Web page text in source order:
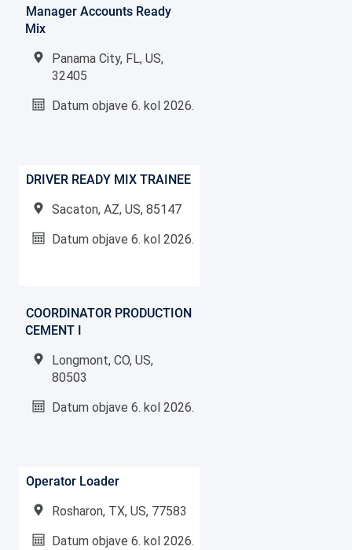
Manager Accounts Ready
Mix
Panama City, FL, US,
32405
Datum objave 6. kol 2026.
DRIVER READY MIX TRAINEE
Sacaton, AZ, US, 85147
Datum objave 6. kol 2026.
COORDINATOR PRODUCTION
CEMENT I
Longmont, CO, US,
80503
Datum objave 6. kol 2026.
Operator Loader
Rosharon, TX, US, 77583
Datum objave 6. kol 2026.